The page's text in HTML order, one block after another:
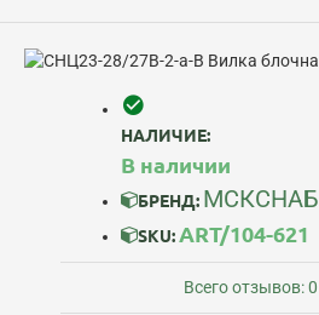
НАЛИЧИЕ:
В наличии
БРЕНД: МСКСНАБ
SKU:ART/104-621
Всего отзывов: 0